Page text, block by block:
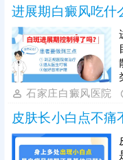
进展期白癜风吃什
石家庄白癜风医院
皮肤长小白点不痛